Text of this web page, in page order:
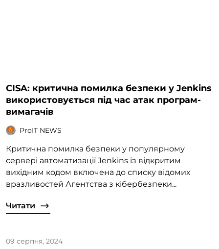
CISA: критична помилка безпеки у Jenkins
використовується під час атак програм-
вимагачів
ProIT NEWS
Критична помилка безпеки у популярному
сервері автоматизації Jenkins із відкритим
вихідним кодом включена до списку відомих
вразливостей Агентства з кібербезпеки...
Читати
09 серпня, 2024